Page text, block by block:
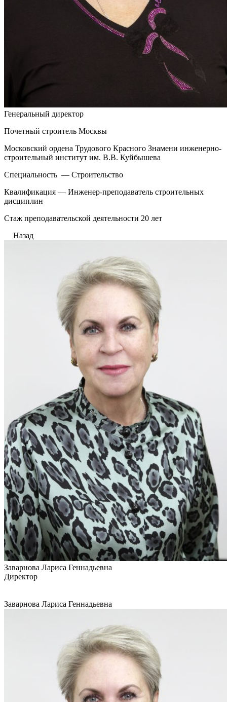
Генеральный директор
Почетный строитель Москвы
Московский ордена Трудового Красного Знамени инженерно-
строительный институт им. В.В. Куйбышева
Специальность — Строительство
Квалификация — Инженер-преподаватель строительных
дисциплин
Стаж преподавательской деятельности 20 лет
Назад
Заварнова Лариса Геннадьевна
Директор
Заварнова Лариса Геннадьевна